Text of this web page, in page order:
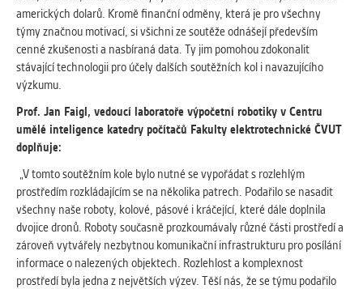
amerických dolarů. Kromě finanční odměny, která je pro všechny
týmy značnou motivací, si všichni ze soutěže odnášejí především
cenné zkušenosti a nasbíraná data. Ty jim pomohou zdokonalit
stávající technologii pro účely dalších soutěžních kol i navazujícího
výzkumu.
Prof. Jan Faigl, vedoucí laboratoře výpočetní robotiky v Centru
umělé inteligence katedry počítačů Fakulty elektrotechnické ČVUT
doplňuje:
„V tomto soutěžním kole bylo nutné se vypořádat s rozlehlým
prostředím rozkládajícím se na několika patrech. Podařilo se nasadit
všechny naše roboty, kolové, pásové i kráčející, které dále doplnila
dvojice dronů. Roboty současně prozkoumávaly různé části prostředí a
zároveň vytvářely nezbytnou komunikační infrastrukturu pro posílání
informace o nalezených objektech. Rozlehlost a komplexnost
prostředí byla jedna z největších výzev. Těší nás, že se týmu podařilo